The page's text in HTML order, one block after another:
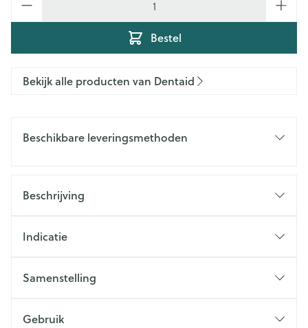
Bestel
Bekijk alle producten van Dentaid
Beschikbare leveringsmethoden
Beschrijving
Indicatie
Samenstelling
Gebruik